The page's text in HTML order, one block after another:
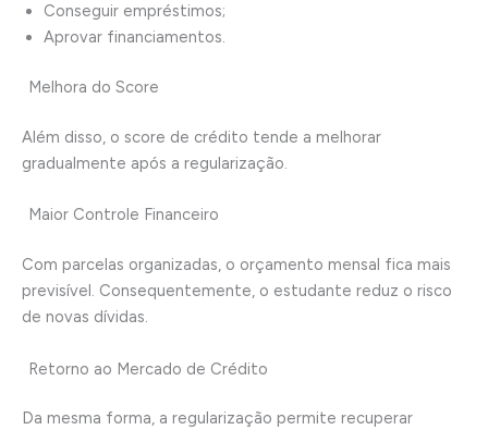
Conseguir empréstimos;
Aprovar financiamentos.
Melhora do Score
Além disso, o score de crédito tende a melhorar
gradualmente após a regularização.
Maior Controle Financeiro
Com parcelas organizadas, o orçamento mensal fica mais
previsível. Consequentemente, o estudante reduz o risco
de novas dívidas.
Retorno ao Mercado de Crédito
Da mesma forma, a regularização permite recuperar